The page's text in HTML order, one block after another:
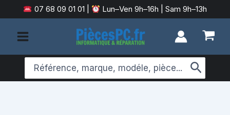
au
contenu
07 68 09 01 01 Lun–Ven 9h–16h | Sam 9h–13h
Search
for: